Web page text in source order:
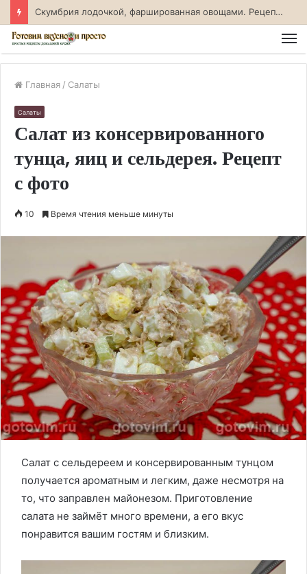
Скумбрия лодочкой, фаршированная овощами. Рецепт с фото
Главная / Салаты
Салаты
Салат из консервированного
тунца, яиц и сельдерея. Рецепт
с фото
10 Время чтения меньше минуты
Салат с сельдереем и консервированным тунцом
получается ароматным и легким, даже несмотря на
то, что заправлен майонезом. Приготовление
салата не займёт много времени, а его вкус
понравится вашим гостям и близким.